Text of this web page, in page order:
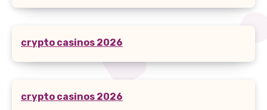
crypto casinos 2026
crypto casinos 2026